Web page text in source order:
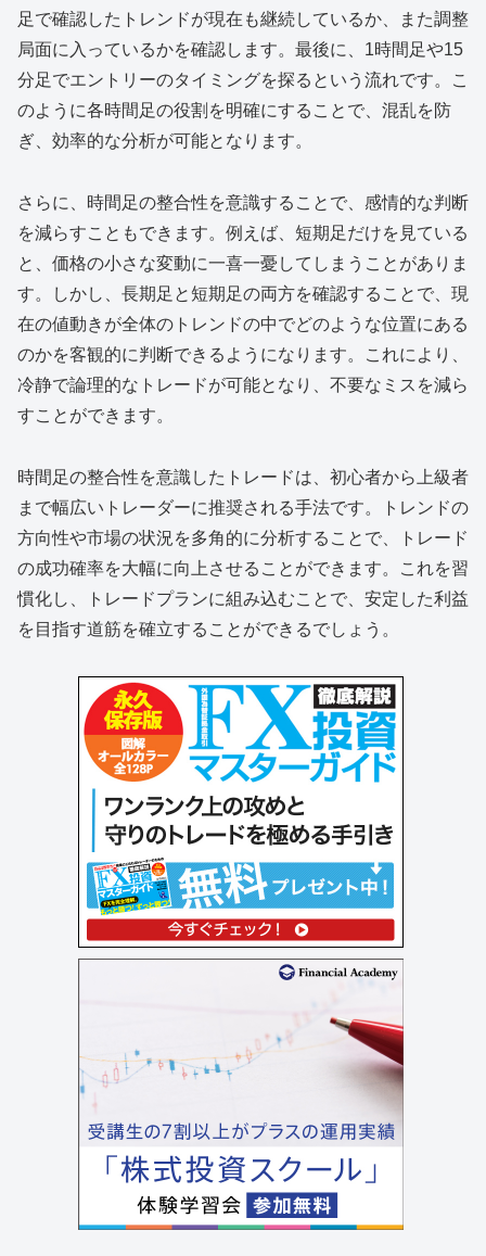
足で確認したトレンドが現在も継続しているか、また調整
局面に入っているかを確認します。最後に、1時間足や15
分足でエントリーのタイミングを探るという流れです。こ
のように各時間足の役割を明確にすることで、混乱を防
ぎ、効率的な分析が可能となります。
さらに、時間足の整合性を意識することで、感情的な判断
を減らすこともできます。例えば、短期足だけを見ている
と、価格の小さな変動に一喜一憂してしまうことがありま
す。しかし、長期足と短期足の両方を確認することで、現
在の値動きが全体のトレンドの中でどのような位置にある
のかを客観的に判断できるようになります。これにより、
冷静で論理的なトレードが可能となり、不要なミスを減ら
すことができます。
時間足の整合性を意識したトレードは、初心者から上級者
まで幅広いトレーダーに推奨される手法です。トレンドの
方向性や市場の状況を多角的に分析することで、トレード
の成功確率を大幅に向上させることができます。これを習
慣化し、トレードプランに組み込むことで、安定した利益
を目指す道筋を確立することができるでしょう。